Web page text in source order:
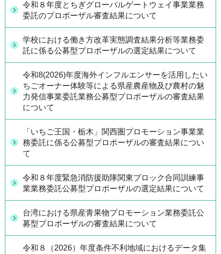
令和８年度とちぎグローバルゲートウェイ事業業務
委託のプロポーザル審査結果について
学校における働き方改革実態調査結果分析等業務委
託に係る公募型プロポーザルの選定結果について
令和8(2026)年度海外インフルエンサーを活用したい
ちごオーナー体験等による県産農産物及び農村の魅
力発信事業委託業務公募型プロポーザルの審査結果
について
「いちご王国・栃木」関西圏プロモーション事業業
務委託に係る公募型プロポーザルの審査結果につい
て
令和８年度緊急消防援助隊関東ブロック合同訓練事
業業務委託公募型プロポーザルの選定結果について
台湾における県産青果物プロモーション業務委託公
募型プロポーザルの審査結果について
令和８（2026）年度条件不利地域におけるデータ集